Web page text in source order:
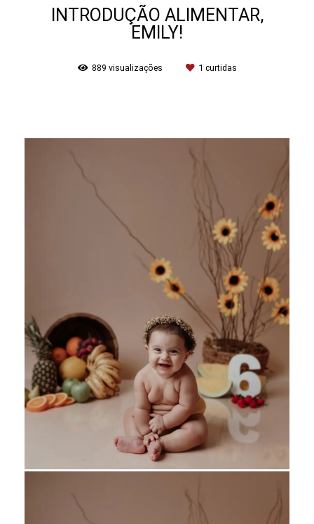
INTRODUÇÃO ALIMENTAR,
EMILY!
889 visualizações 1 curtidas